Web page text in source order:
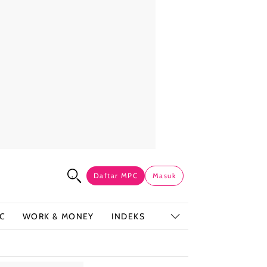
Daftar MPC Masuk
WORK & MONEY INDEKS